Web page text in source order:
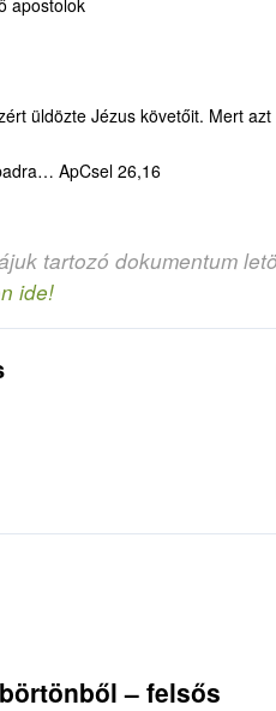
apostolok
üldözte Jézus követőit. Mert
ApCsel 26,16
tartozó dokumentum
ide!
– felsős